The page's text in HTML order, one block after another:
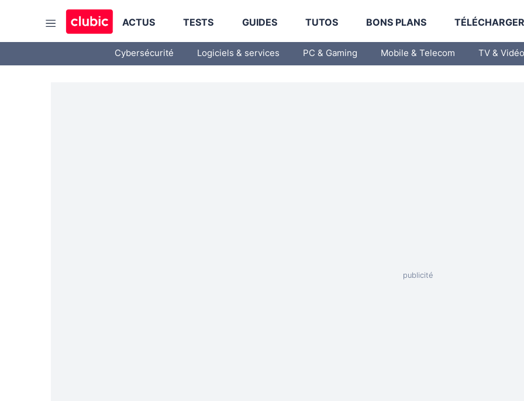
ACTUS TESTS GUIDES TUTOS BONS PLANS
Cybersécurité Logiciels & services PC & Gaming Mobile & Telecom TV & Vidéo